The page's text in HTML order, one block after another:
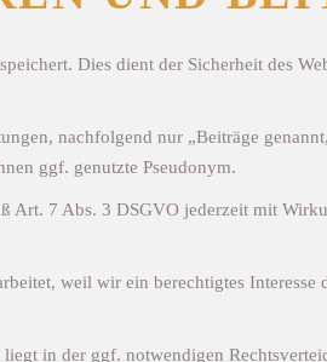
Dies dient der Sicherheit des
nachfolgend nur „Beiträge
ggf. genutzte Pseudonym.
7 Abs. 3 DSGVO jederzeit mit
weil wir ein berechtigtes
in der ggf. notwendigen